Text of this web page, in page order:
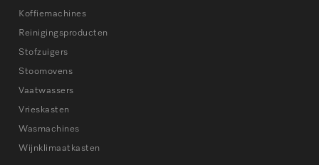
Koffiemachines
Reinigingsproducten
Stofzuigers
Stoomovens
Vaatwassers
Vrieskasten
Wasmachines
Wijnklimaatkasten